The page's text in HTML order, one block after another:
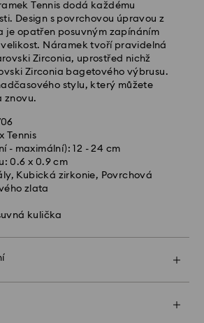
Tennis dodá každému
Design s povrchovou úpravou z
je opatřen posuvným zapínáním
Náramek tvoří pravidelná
Zirconia, uprostřed nichž
Zirconia bagetového výbrusu.
stylu, který můžete
znovu.
Tennis
- maximální): 12 - 24 cm
0.6 x 0.9 cm
Kubická zirkonie, Povrchová
zlata
kulička
lhůta: 2 pracovní dny po
na dopravu: CZK 180
zdarma nad: CZK 2460
-FedEx
od pondělí do pátku do 14:30
a odeslány tentýž pracovní
1-2 pracovní den po
přepravu: CZK 480
Zboží zůstává majetkem
dokud tato neobdrží konečnou
Myriad, Licensed-in a Creators
být vás dárek ještě
můžete přiložit také osobní